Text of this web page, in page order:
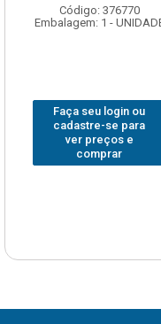
Código: 376770
Embalagem: 1 -
Faça seu login ou
cadastre-se para
ver preços e
comprar